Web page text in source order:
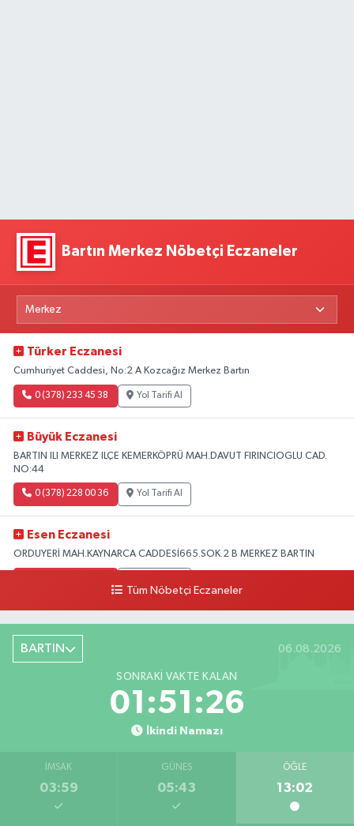
Bartın Merkez Nöbetçi Eczaneler
Türker Eczanesi
Cumhuriyet Caddesi, No:2 A Kozcağız Merkez Bartın
0 (378) 233 45 38 Yol Tarifi Al
Büyük Eczanesi
BARTIN ILI MERKEZ ILÇE KEMERKÖPRÜ MAH.DAVUT FIRINCIOGLU CAD.
NO:44
0 (378) 228 00 36 Yol Tarifi Al
Esen Eczanesi
ORDUYERİ MAH.KAYNARCA CADDESİ665.SOK.2 B MERKEZ BARTIN
Şiremirçavuş Mahallesi, Kırıkçı Zeliha Ana Sokak No:20 8 Merkez Bartın
0 (378) 227 85 45
Tüm Nöbetçi Eczaneler
BARTIN 06.08.2026
SONRAKI VAKTE KALAN
01:51:25
İkindi Namazı
İMSAK
03:59
GÜNEŞ
05:43
ÖĞLE
13:02